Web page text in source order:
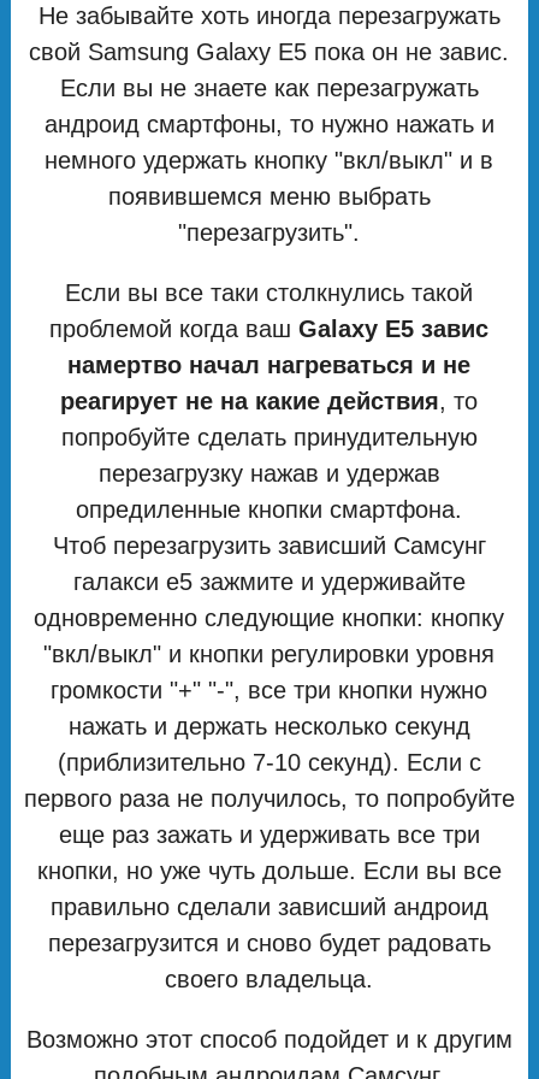
Не забывайте хоть иногда перезагружать
свой Samsung Galaxy E5 пока он не завис.
Если вы не знаете как перезагружать
андроид смартфоны, то нужно нажать и
немного удержать кнопку "вкл/выкл" и в
появившемся меню выбрать
"перезагрузить".
Если вы все таки столкнулись такой
проблемой когда вашGalaxy E5 завис
намертво начал нагреваться и не
реагирует не на какие действия, то
попробуйте сделать принудительную
перезагрузку нажав и удержав
опредиленные кнопки смартфона.
Чтоб перезагрузить зависший Самсунг
галакси е5 зажмите и удерживайте
одновременно следующие кнопки: кнопку
"вкл/выкл" и кнопки регулировки уровня
громкости "+" "-", все три кнопки нужно
нажать и держать несколько секунд
(приблизительно 7-10 секунд). Если с
первого раза не получилось, то попробуйте
еще раз зажать и удерживать все три
кнопки, но уже чуть дольше. Если вы все
правильно сделали зависший андроид
перезагрузится и сново будет радовать
своего владельца.
Возможно этот способ подойдет и к другим